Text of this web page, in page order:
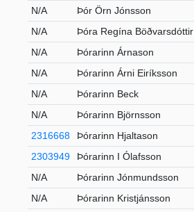
N/A
Þór Örn Jónsson
N/A
Þóra Regína Böðvarsdóttir
N/A
Þórarinn Árnason
N/A
Þórarinn Árni Eiríksson
N/A
Þórarinn Beck
N/A
Þórarinn Björnsson
2316668
Þórarinn Hjaltason
2303949
Þórarinn I Ólafsson
N/A
Þórarinn Jónmundsson
N/A
Þórarinn Kristjánsson